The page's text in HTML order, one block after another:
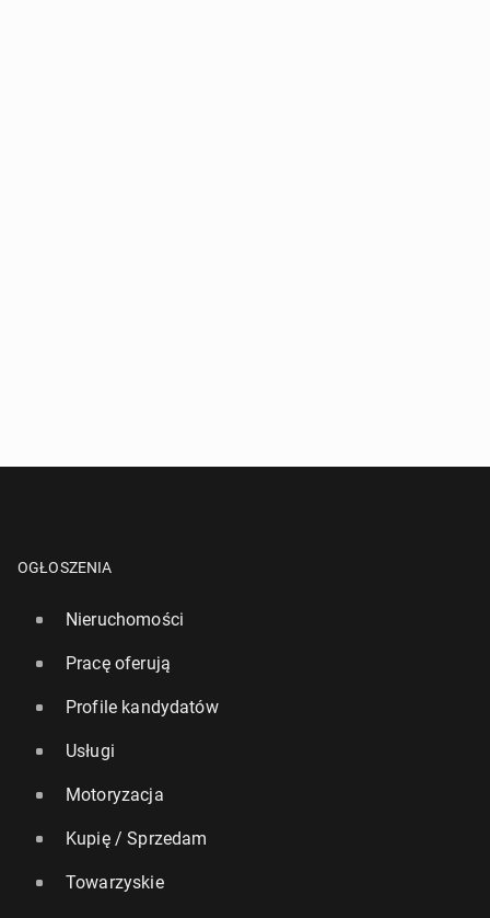
OGŁOSZENIA
Nieruchomości
Pracę oferują
Profile kandydatów
Usługi
Motoryzacja
Kupię / Sprzedam
Towarzyskie